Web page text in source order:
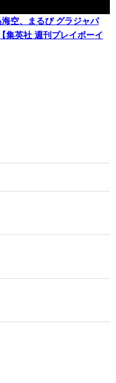
空、まるぴ グラジャパ
集英社 週刊プレイボーイ